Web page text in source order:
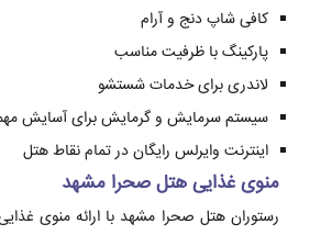
کافی شاپ دنج و آرام
پارکینگ با ظرفیت مناسب
لاندری برای خدمات شستشو
سیستم سرمایش و گرمایش برای آسایش
اینترنت وایرلس رایگان در تمام نقاط هتل
منوی غذایی هتل صحرا مشهد
رستوران هتل صحرا مشهد با ارائه منوی